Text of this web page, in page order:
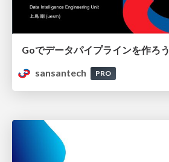
Goでデータパイプラインを作ろう
sansantech
PRO